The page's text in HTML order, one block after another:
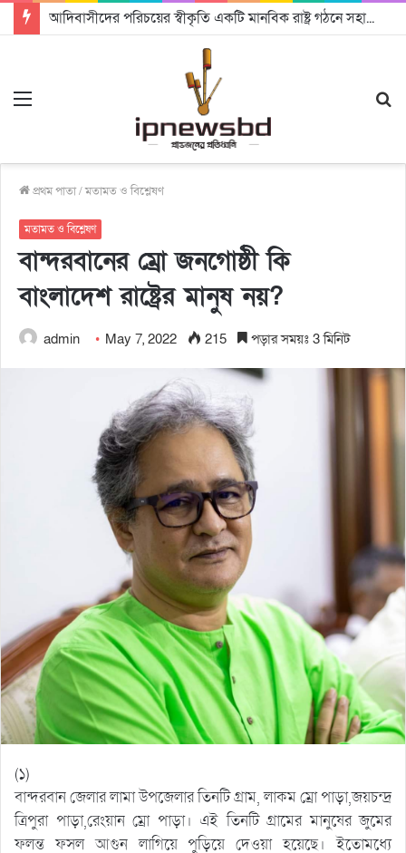
আদিবাসীদের পরিচয়ের স্বীকৃতি একটি মানবিক রাষ্ট্র গঠনে সহায়ক হবে: চট্টগ্রামে আদিবাসী দিবসে অধ্যাপক ড. রাহমান নাসির উদ্দিন
প্রথম পাতা/মতামত ও বিশ্লেষণ
মতামত ও বিশ্লেষণ
বান্দরবানের ম্রো জনগোষ্ঠী কি
বাংলাদেশ রাষ্ট্রের মানুষ নয়?
admin May 7, 2022 215 পড়ার সময়ঃ 3 মিনিট
(১)
বান্দরবান জেলার লামা উপজেলার তিনটি গ্রাম, লাকম ম্রো পাড়া,জয়চন্দ্র
ত্রিপুরা পাড়া,রেংয়ান ম্রো পাড়া। এই তিনটি গ্রামের মানুষের জুমের
ফলন্ত ফসল আগুন লাগিয়ে পুড়িয়ে দেওয়া হয়েছে। ইতোমধ্যে